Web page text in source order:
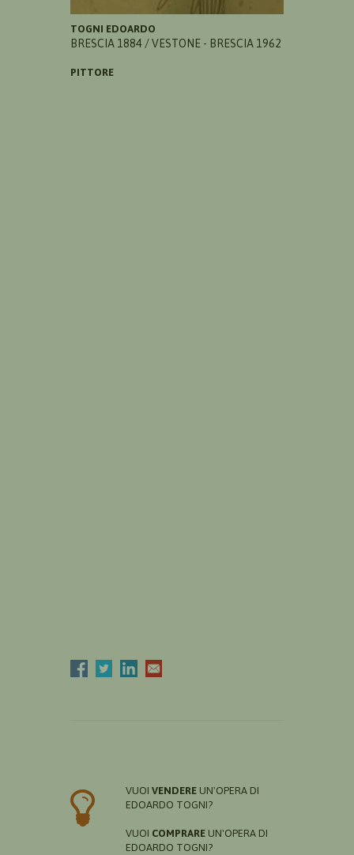
TOGNI EDOARDO
BRESCIA 1884 / VESTONE - BRESCIA 1962
PITTORE
VUOI VENDERE UN'OPERA DI
EDOARDO TOGNI?
VUOI COMPRARE UN'OPERA DI
EDOARDO TOGNI?